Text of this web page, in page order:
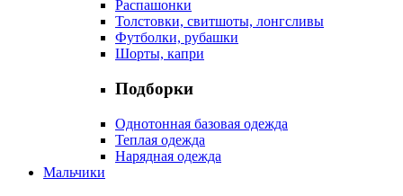
Распашонки
Толстовки, свитшоты, лонгсливы
Футболки, рубашки
Шорты, капри
Подборки
Однотонная базовая одежда
Теплая одежда
Нарядная одежда
Мальчики